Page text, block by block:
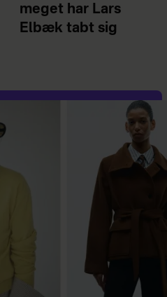
meget har Lars
Elbæk tabt sig